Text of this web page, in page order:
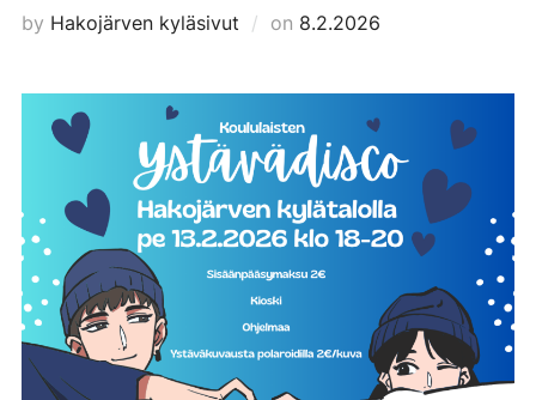
by Hakojärven kyläsivut on Posted
8.2.2026